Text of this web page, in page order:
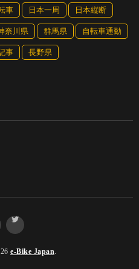
ス（8S）
カルパワードライブユニット
車 日本一周 日本縦断
奈川県 群馬県 自転車通勤
事 長野県
e-Bike Japan.